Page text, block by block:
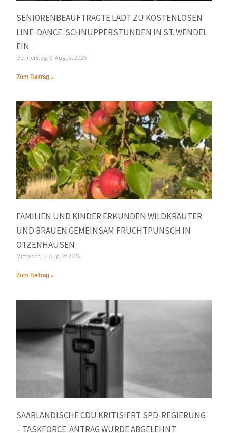
SENIORENBEAUFTRAGTE LÄDT ZU KOSTENLOSEN
LINE-DANCE-SCHNUPPERSTUNDEN IN ST. WENDEL
EIN
Donnerstag, 6. August 2026
Zum Beitrag »
FAMILIEN UND KINDER ERKUNDEN WILDKRÄUTER
UND BRAUEN GEMEINSAM FRUCHTPUNSCH IN
OTZENHAUSEN
Mittwoch, 5. August 2026
Zum Beitrag »
SAARLÄNDISCHE CDU KRITISIERT SPD-REGIERUNG
– TASKFORCE-ANTRAG WURDE ABGELEHNT